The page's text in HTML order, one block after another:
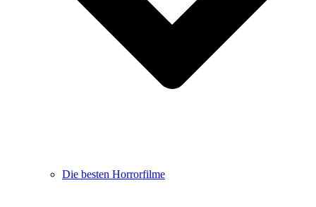
Die besten Horrorfilme